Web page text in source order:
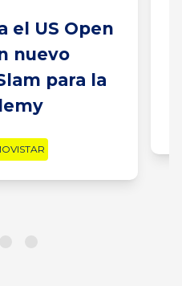
el US Open
nuevo
para la